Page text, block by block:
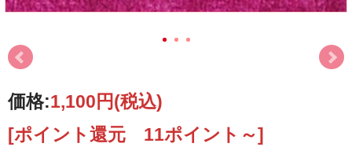
価格:1,100円(税込)
[ポイント還元 11ポイント～]